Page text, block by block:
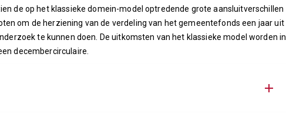
de op het klassieke domein-model optredende grote aansluitverschillen
om de herziening van de verdeling van het gemeentefonds een jaar uit
te kunnen doen. De uitkomsten van het klassieke model worden
decembercirculaire.